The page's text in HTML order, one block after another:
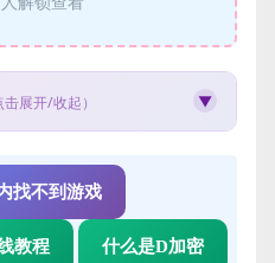
击展开/收起） ▼
篡改技术，使用此类游戏需
找不到游戏
教程 什么是D加密